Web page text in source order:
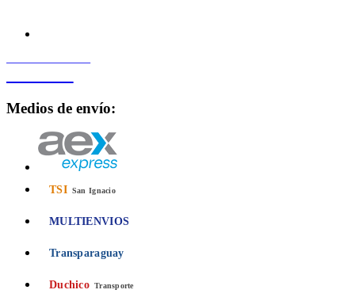
Medios de envío:
TSI San Ignacio
MULTIENVIOS
Transparaguay
Duchico Transporte